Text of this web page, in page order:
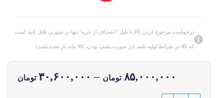
درخواست مرجوع کردن کالا با دلیل "انصراف از خرید" تنها در صورتی قابل تایید است
که کالا در شرایط اولیه باشد (در صورت پلمپ بودن، کالا نباید باز شده باشد).
۸۵,۰۰۰,۰۰۰ تومان – ۳۰,۶۰۰,۰۰۰ تومان